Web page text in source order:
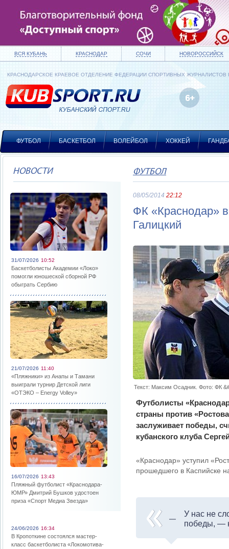
ВСЯ КУБАНЬ КРАСНОДАР СОЧИ НОВОРОССИЙСК
КРАСНОДАРСКОЕ КРАЕВОЕ ОТДЕЛЕНИЕ ФЕДЕРАЦИИ СПОРТИВНЫХ ЖУРНАЛИСТОВ
ФУТБОЛ БАСКЕТБОЛ ВОЛЕЙБОЛ ХОККЕЙ
НОВОСТИ
31/07/2026 10:52
Баскетболисты Академии «Локо»
помогли юношеской сборной РФ
обыграть Сербию
21/07/2026 11:40
«Пляжники» из Анапы и Тамани
выиграли турнир Детской лиги
«ОТЭКО – Energy Volley»
16/07/2026 13:43
Пляжный футболист «Краснодара-
ЮМР» Дмитрий Бушков удостоен
приза «Спорт Медиа Звезда»
24/06/2026 16:34
В Кропоткине состоялся мастер-
класс баскетболиста «Локомотива-
ФУТБОЛ
08/05/2014 22:12
ФК «Краснодар»
Галицкий
Текст: Максим Осадник. Фото: ФК
Футболисты
страны против
заслуживает победы,
кубанского клуба
«Краснодар» уступил
прошедшего в Каспийске
У нас не
победы, —